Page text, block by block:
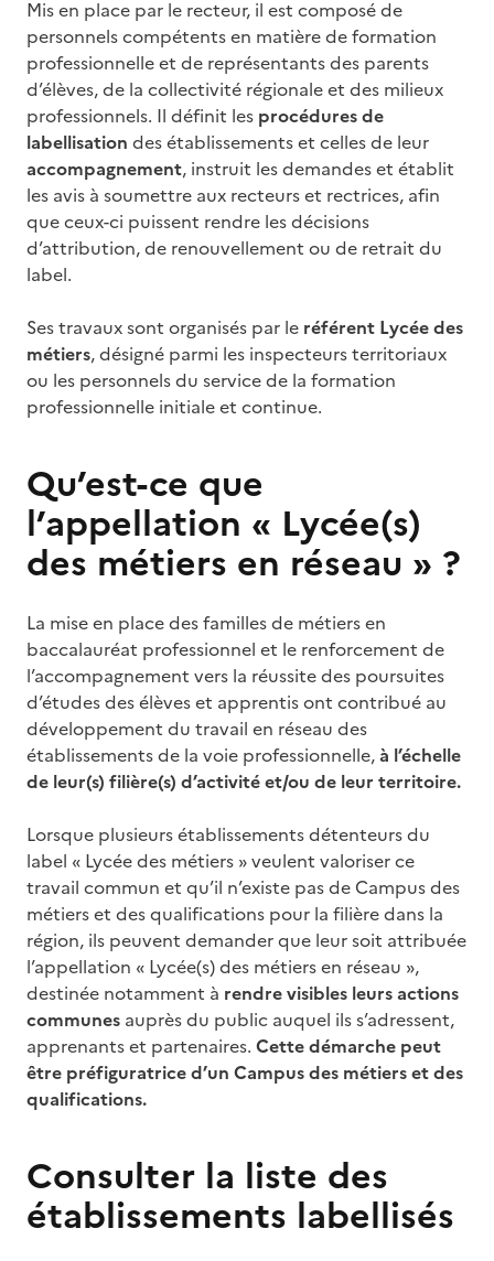
Mis en place par le recteur, il est composé de
personnels compétents en matière de formation
professionnelle et de représentants des parents
d’élèves, de la collectivité régionale et des milieux
professionnels. Il définit les procédures de
labellisation des établissements et celles de leur
accompagnement, instruit les demandes et établit
les avis à soumettre aux recteurs et rectrices, afin
que ceux-ci puissent rendre les décisions
d’attribution, de renouvellement ou de retrait du
label.
Ses travaux sont organisés par le référent Lycée des
métiers, désigné parmi les inspecteurs territoriaux
ou les personnels du service de la formation
professionnelle initiale et continue.
Qu’est-ce que
l’appellation « Lycée(s)
des métiers en réseau » ?
La mise en place des familles de métiers en
baccalauréat professionnel et le renforcement de
l’accompagnement vers la réussite des poursuites
d’études des élèves et apprentis ont contribué au
développement du travail en réseau des
établissements de la voie professionnelle,à l’échelle
de leur(s) filière(s) d’activité et/ou de leur territoire.
Lorsque plusieurs établissements détenteurs du
label « Lycée des métiers » veulent valoriser ce
travail commun et qu’il n’existe pas de Campus des
métiers et des qualifications pour la filière dans la
région, ils peuvent demander que leur soit attribuée
l’appellation « Lycée(s) des métiers en réseau »,
destinée notamment à rendre visibles leurs actions
communes auprès du public auquel ils s’adressent,
apprenants et partenaires. Cette démarche peut
être préfiguratrice d’un Campus des métiers et des
qualifications.
Consulter la liste des
établissements labellisés